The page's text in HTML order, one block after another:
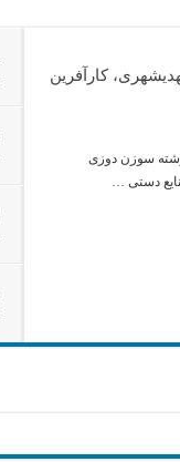
کارآفرین
سوزن دوزی
دستی …